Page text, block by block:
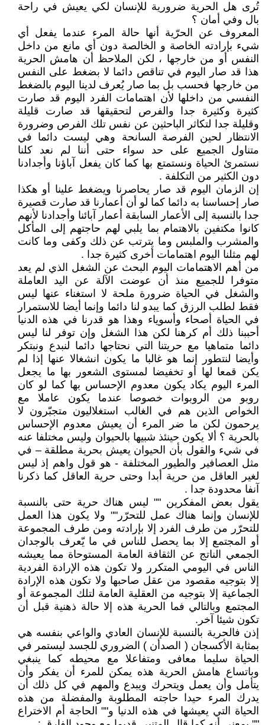
تُرى هل الحرية ضرورية للإنسان لكي يعيش في راحة
بال وفي أمان ؟
المعروف عن الحرّية أنها حالة المرء عندما يفعل أي
شيء بإرادته الخاصة و الخالصة دون أي مانع من داخل
النفس أو من خارجها ، لكن الملاحظ أن هامش الحرية
هذا قد صار اليوم في تناقص دائما لا بضغط على النفس
من خارجها فحسب بل بما صار يُعرف لدينا اليوم بالضغط
النفسي من داخلها لأن اهتمامات الفرد اليوم قد صارت
كثيرة وكثيرة جدا والفرص لتحقيقها قد صارت قليلة
وقليلة جدا لتكاثر الباحثين عن نفس تلك الفرص وضرورة
الانتظار لحين الفرصة السانحة وهي ليست دائما في
متناول الجميع على حد سواء حتى أننا لم نعد كلنا
نستمرئ الحياة ونستمتع بها كما كان يفعل آباؤنا وأجدادنا
دون الكثير من التكلفة .
إن الزمان اليوم قد صار يحاصرنا ويضغط علينا أو هكذا
صار إحساسنا به دائما كما لو أن أعمارنا قد صارت قصيرة
جدا بالنسبة إلى الأعمار السابقة أعمار آبائنا وأجدادنا لأنهم
كانوا مكتفين بالاهتمام بما يلبي لهم حاجتهم إلى المأكل
والمشرب والملبس وما يترتب عن ذلك وكفى وما كانت
لهم مثلنا اليوم اهتمامات أخرى كثيرة جدا .
من أهم الاهتمامات اليوم البحث عن الشغل الذي لم يعد
متوفرا للجميع منذ أن عوضت الآلة عن اليد العاملة
والشغل في الحياة ضرورة ملحة لا استغناء عنها ليس
فقط لطلب الرزق كما يبدو لنا دائما وإنما أيضا للاستمرار
في الحياة أصحاء وأسوياء وهذا هو قدرنا في هذه الدنيا
أحببنا ذلك أم كرهنا لكن هذا الشغل وإن توفر لنا ليس
دائما متماهيا مع حريتنا التي نحتاجها دائما لنبدع ونبتكر
وأيضا لنتطور إنما هو غالبا ما يكون انشغالا عنها إذا لم
يكن قمعا لها أو تخفيضا لمستوى الشعور بها ما يجعل
المرء اليوم يكاد يكون معدوم الإحساس بها كما لو كان
روبو من الروبوات خصوصا عندما يكون عاملا مع
الخواص الذين هم في الغالب استغلاليون متجبّرون لا
يرحمون لكن ما ضر المرء أن يعيش معدوم الإحساس
بالحرية ؟ ألا يكون حينئذ شبيها بالحيوان وليس مختلفا عنه
في شيء والقول بأن الحيوان يعيش بحرية مطلقة – في
مثل العصافير والطيور المختلفة - هو قول واهم إذ ليس
لغير العاقل من حرية أبدا وحتى حرية العاقل كما ذكرنا
آنفا محدودة جدا .
يقول بعض المفكرين "" ليس هناك حرية حتى بالنسبة
للإنسان وإنما هناك عمل للتحرّر"" ولا يكون هذا العمل
للتحرّر من طرف الفرد إلا بإرادته ومن طرف المجموعة
أو المجتمع إلا بما يحصل للناس في ما يّعرف بالوجدان
الجمعي الناتج عن الثقافة العامة المستوحاة مما يعيشه
الناس في اليومي المتكرر ولا تكون هذه الإرادة الفردية
إلا بتوجيه مقصود من عقل صاحبها ولا تكون هذه الإرادة
الجماعية إلا بتوجيه من العقلية العامة لتلك المجموعة أو
المجتمع وبالتالي فما الحرية هذه إلا حالة ذهنية قبل أن
تكون شيئا آخر.
إذن فالحرية بالنسبة للإنسان العادي والواعي بنفسه هي
بمثابة الأكسجان ( الصدأن ) الضروري للجسد ليستمر في
الحياة سليما معافى ومتفاعلا مع محيطه كما ينبغي
وباتساع هامش الحرية هذه يمكن للمرء أن يفكر وأن
يتأمل وأن يعمل ويتحرك ويبدع والمهم في كل ذلك أن
يدرك المرء حيدا حاجته المطلوبة والمفضلة من هذه
الحياة التي يعيشها في هذه الدنيا و"" الحاجة أم الاختراع